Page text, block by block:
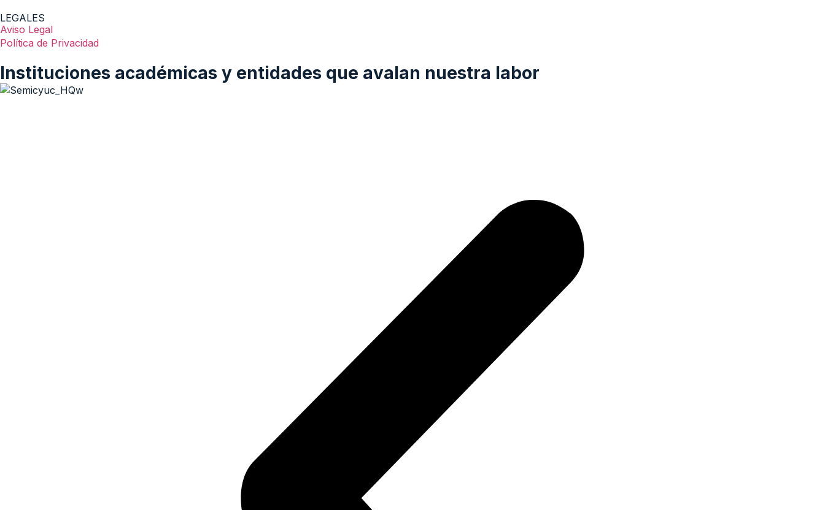
LEGALES
Aviso Legal
Política de Privacidad
Instituciones académicas y entidades que avalan nuestra labor